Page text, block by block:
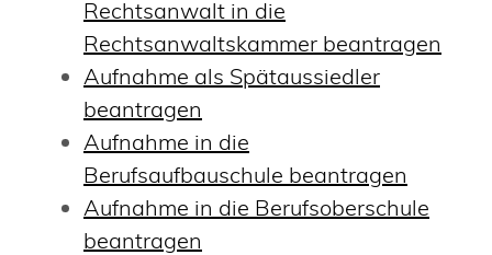
Rechtsanwalt in die
Rechtsanwaltskammer beantragen
Aufnahme als Spätaussiedler
beantragen
Aufnahme in die
Berufsaufbauschule beantragen
Aufnahme in die Berufsoberschule
beantragen